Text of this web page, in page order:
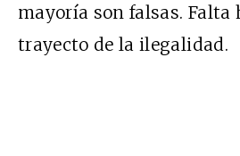
mayoría son falsas.
trayecto de la ilegalidad.